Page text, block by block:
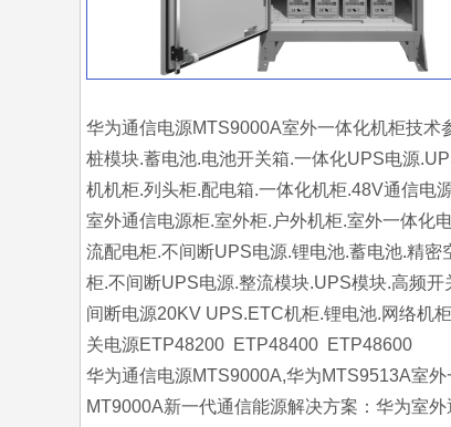
华为通信电源MTS9000A室外一体化机柜技
桩模块.蓄电池.电池开关箱.一体化UPS电源
机机柜.列头柜.配电箱.一体化机柜.48V通信电
室外通信电源柜.室外柜.户外机柜.室外一体化
流配电柜.不间断UPS电源.锂电池.蓄电池.精
柜.不间断UPS电源.整流模块.UPS模块.高频
间断电源20KV UPS.ETC机柜.锂电池.网络机
关电源ETP48200 ETP48400 ETP48600
华为通信电源MTS9000A,华为MTS9513A室外
MT9000A新一代通信能源解决方案：华为室